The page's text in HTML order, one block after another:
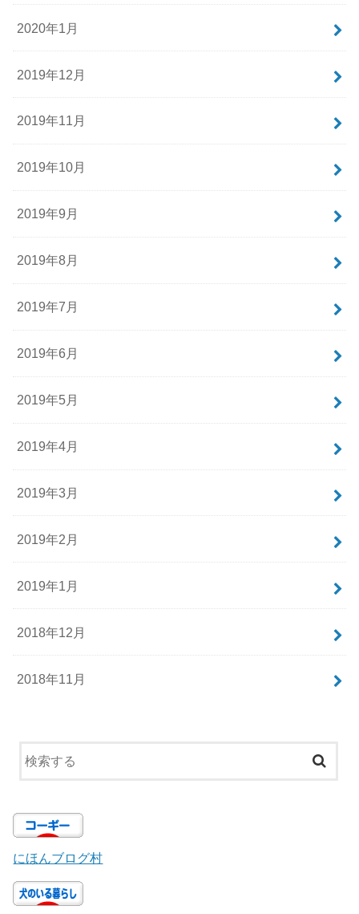
2020年1月
2019年12月
2019年11月
2019年10月
2019年9月
2019年8月
2019年7月
2019年6月
2019年5月
2019年4月
2019年3月
2019年2月
2019年1月
2018年12月
2018年11月
にほんブログ村